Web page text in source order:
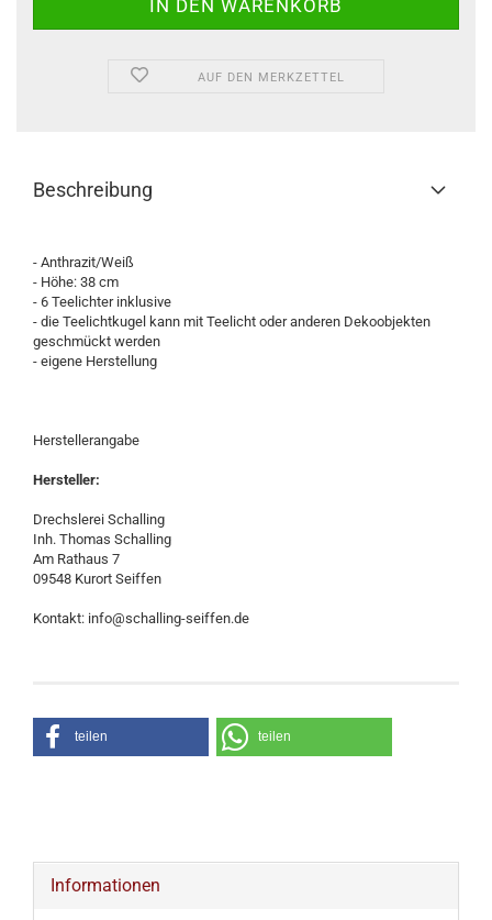
AUF DEN MERKZETTEL
Beschreibung
- Anthrazit/Weiß
- Höhe: 38 cm
- 6 Teelichter inklusive
- die Teelichtkugel kann mit Teelicht oder anderen Dekoobjekten
geschmückt werden
- eigene Herstellung
Herstellerangabe
Hersteller:
Drechslerei Schalling
Inh. Thomas Schalling
Am Rathaus 7
09548 Kurort Seiffen
Kontakt: info@schalling-seiffen.de
teilen teilen
Informationen